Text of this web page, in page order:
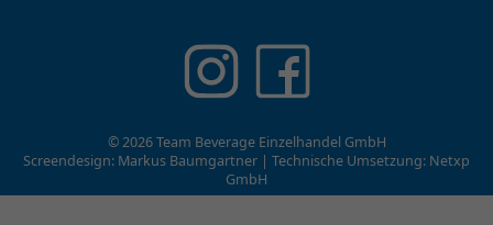
© 2026 Team Beverage Einzelhandel GmbH
Screendesign: Markus Baumgartner | Technische Umsetzung: Netxp
GmbH